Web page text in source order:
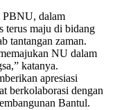
dalam
terus maju di bidang
tantangan zaman.
NU dalam
katanya.
apresiasi
berkolaborasi dengan
Bantul.